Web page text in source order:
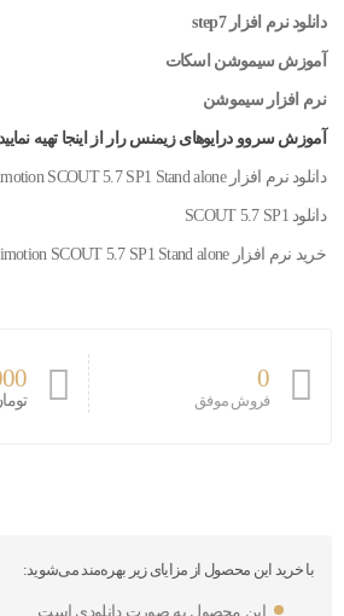
دانلود نرم افزار step7
آموزش سیموشن اسکات
نرم افزار سیموشن
آموزش سروو درایوهای زیمنس رار از اینجا تهیه
دانلود نرم افزار Simotion SCOUT 5.7 SP1 Stand alone
دانلود SCOUT 5.7 SP1
خرید نرم افزار Simotion SCOUT 5.7 SP1 Stand alone
0
فروش موفق
با خرید این محصول از مزایای زیر بهره‌مند می‌شوید:
این محصول به صورت دانلودی است